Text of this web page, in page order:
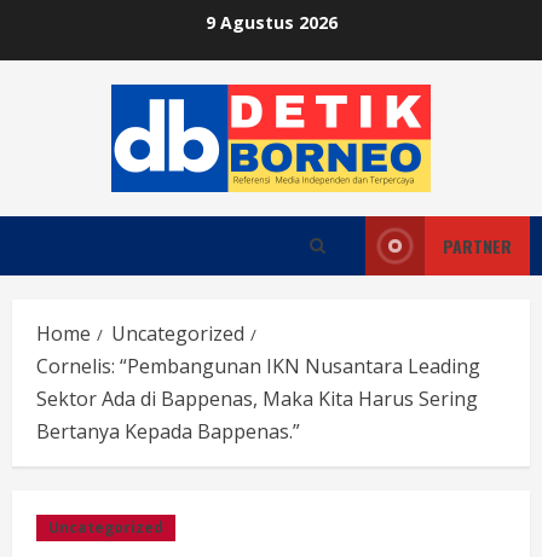
9 Agustus 2026
PARTNER
Home
Uncategorized
Cornelis: “Pembangunan IKN Nusantara Leading
Sektor Ada di Bappenas, Maka Kita Harus Sering
Bertanya Kepada Bappenas.”
Uncategorized